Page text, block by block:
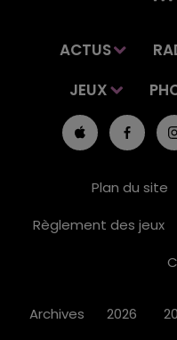
ACTUS
JEUX
Plan du site
Règlement des jeux
Archives 2026